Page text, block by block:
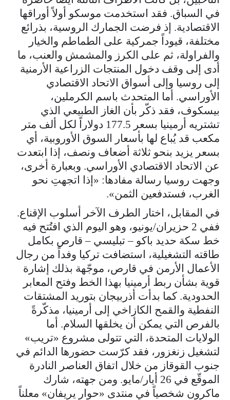
في السباق. فقد استخدمت موسكو أولاً أوراقها
الاقتصادية. إذ فرضت الجمارك الروسية، بذرائع
مختلفة، قيوداً جمركية على الطماطم والخيار
والفراولة، ثم على الكرز والمشمش والعنب، ما
أدى إلى وقف دخول المنتجات الزراعية الأرمنية
إلى روسيا وإلى أسواق الاتحاد الاقتصادي
الأوراسي. أما المتحدث باسم الكرملين،
بيسكوف، فقد ذكّر بأن الغاز الطبيعي الذي
تشتريه أرمينيا بسعر 177.5 دولاراً لكل ألف متر
مكعب قد يُباع لها بأسعار السوق الأوروبية، أي
بسعر يزيد بنحو ثلاثة أضعاف ونصف، إذا ابتعدت
عن الاتحاد الاقتصادي الأوراسي. وبعبارة أخرى،
وجهت روسيا رسالة مفادها: «إذا اتجهتِ نحو
الغرب، فستدفعين الثمن».
في المقابل، اختار الطرف الآخر أسلوب الإقناع.
ففي 2 حزيران/يونيو، وهو اليوم الذي افتُتح فيه
خط سكة حديد باكو – تبليسي – قارص بكامل
طاقته التشغيلية، استضافت تركيا وفداً من رجال
الأعمال الأرمن في قارص، موجّهة بذلك إشارة
قوية بشأن ربط أرمينيا بهذا الخط وفتح المعابر
الحدودية. كما بدأت أذربيجان بتوريد المشتقات
النفطية والقمح الكازاخي إلى أرمينيا، مذكّرةً
بالفرص التي يمكن أن يخلقها السلام. أما
الولايات المتحدة، التي تتولى مشروع «تريب»
لتشغيل زنغزور، فقد كرّست حضورها الدائم في
جنوب القوقاز من خلال اتفاق العناصر النادرة
الموقّع في 26 أيار/مايو. ومن جهته، شارك
ماكرون شخصياً في منتدى «حوار يريفان» معلناً